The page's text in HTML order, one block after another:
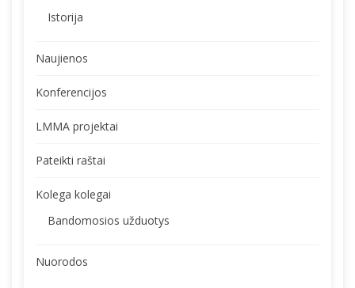
Istorija
Naujienos
Konferencijos
LMMA projektai
Pateikti raštai
Kolega kolegai
Bandomosios užduotys
Nuorodos